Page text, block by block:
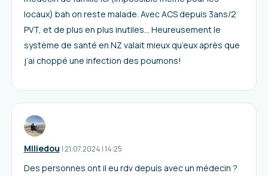
locaux) bah on reste malade. Avec ACS depuis 3ans/2
PVT, et de plus en plus inutiles… Heureusement le
système de santé en NZ valait mieux qu’eux après que
j’ai choppé une infection des poumons!
Miliedou I21.07.2024 |14:25
Des personnes ont il eu rdv depuis avec un médecin ?